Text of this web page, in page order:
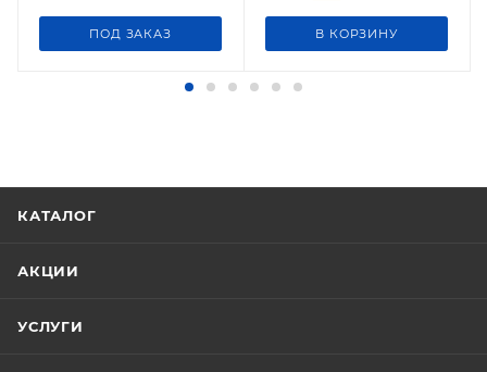
ПОД ЗАКАЗ В КОРЗИНУ
КАТАЛОГ
АКЦИИ
УСЛУГИ